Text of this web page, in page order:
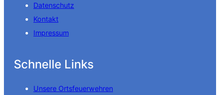
Datenschutz
Kontakt
Impressum
Schnelle Links
Unsere Ortsfeuerwehren